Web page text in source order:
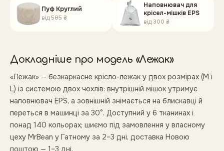
Пуф Круглий
від585 ₴
Наповнювач для
крісел-мішків EPS
від 300 ₴
Докладніше про модель «Лежак»
«Лежак» — безкаркасне крісло-лежак у двох розмірах (M і
L) із системою двох чохлів: внутрішній мішок утримує
наповнювач EPS, а зовнішній знімається на блискавці й
переться в машинці за 30°. Доступний у 6 тканинах і
понад 140 кольорах; шиємо під замовлення у власному
цеху MrBean у Гатному за 2–3 дні, доставка Новою
поштою — 1–3 дні.